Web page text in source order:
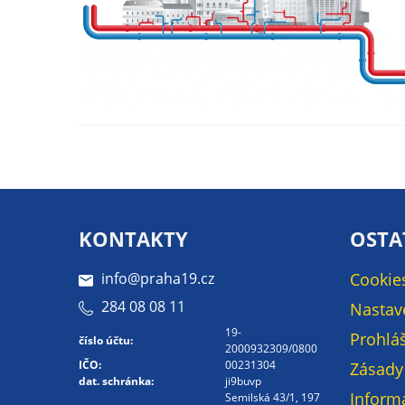
KONTAKTY
info@praha19.cz
284 08 08 11
číslo účtu:
19-
2000932309/0800
IČO:
00231304
dat. schránka:
ji9buvp
Semilská 43/1, 197